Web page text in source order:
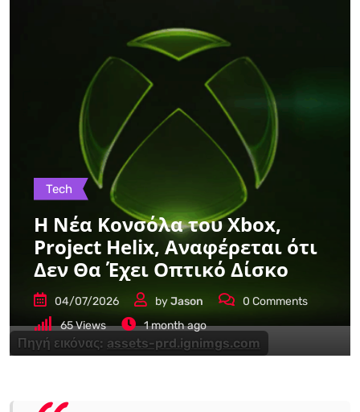
Πηγή εικόνας: assets-prd.ignimgs.com
Tech
Η Νέα Κονσόλα του Xbox,
Project Helix, Αναφέρεται ότι
Δεν Θα Έχει Οπτικό Δίσκο
04/07/2026 byJason 0 Comments
65Views 1 month ago